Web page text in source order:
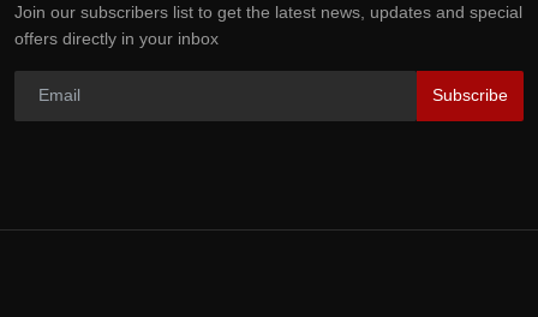
Join our subscribers list to get the latest news, updates and special
offers directly in your inbox
Subscribe